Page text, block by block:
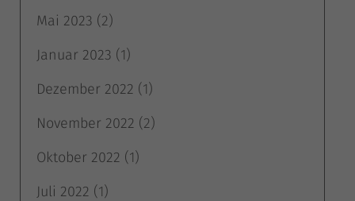
Mai 2023 (2)
Januar 2023 (1)
Dezember 2022 (1)
November 2022 (2)
Oktober 2022 (1)
Juli 2022 (1)